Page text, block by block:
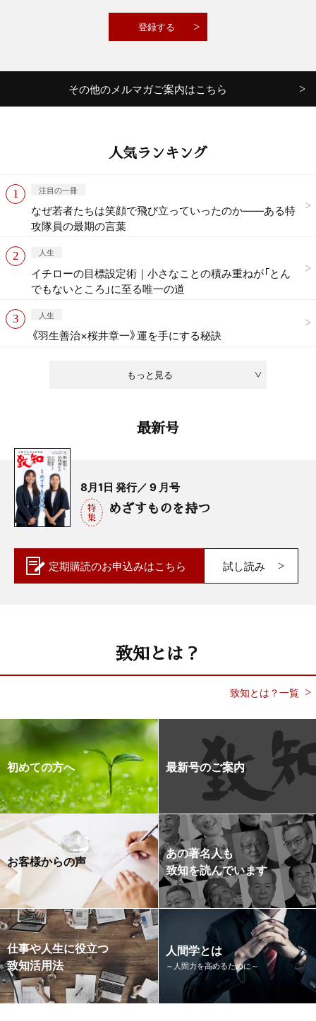
その他のメルマガご案内はこちら
人気ランキング
もっと見る
注目の一冊
なぜ若者たちは笑顔で飛び立っていったのか——ある特
攻隊員の最期の言葉
人生
イチローの目標設定術｜小さなことの積み重ねが「とん
でもないところ」に至る唯一の道
人生
《羽生善治×桜井章一》運を手にする秘訣
最新号
8月1日 発行／ 9 月号
めざすものを持つ
定期購読のお申込みはこちら 試し読み
致知とは？
致知とは？一覧
初めての方へ 最新号のご案内
お客様からの声
あの著名人も
致知を読んでいます
仕事や人生に役立つ
致知活用法
人間学とは
～人間力を高めるために～